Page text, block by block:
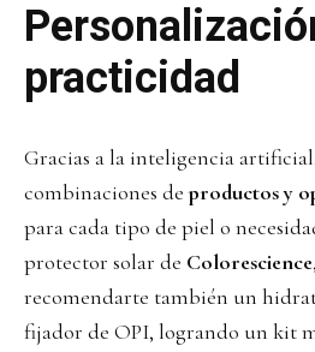
practicidad
Gracias a la inteligencia
combinaciones deproductos y
para cada tipo de piel o
protector solar de Colorescience
recomendarte también un
fijador de OPI, logrando un kit